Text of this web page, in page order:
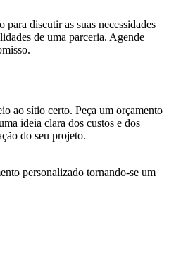
discutir as suas necessidades
de uma parceria. Agende
ao sítio certo. Peça um orçamento
ideia clara dos custos e dos
do seu projeto.
personalizado tornando-se um